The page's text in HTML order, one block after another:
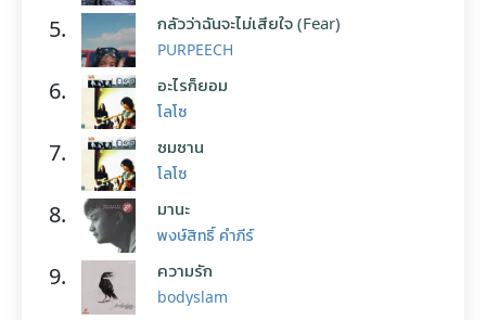
5. กลัวว่าฉันจะไม่เสียใจ (Fear)
PURPEECH
6. อะไรก็ยอม
โลโซ
7. ซมซาน
โลโซ
8. มานะ
พงษ์สิทธิ์ คำภีร์
9. ความรัก
bodyslam